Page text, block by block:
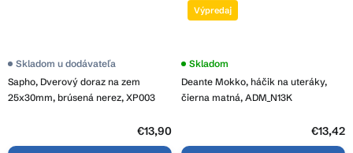
Sapho, Dverový doraz na zem
25x30mm, brúsená nerez, XP003
Skladom u dodávateľa
€13,90
Výpredaj
Deante Mokko, háčik na uteráky,
čierna matná, ADM_N13K
Skladom
€13,42